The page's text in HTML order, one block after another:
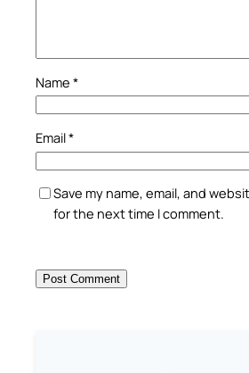
Name *
Email*
Save my name, email, and
for the next time I comment.